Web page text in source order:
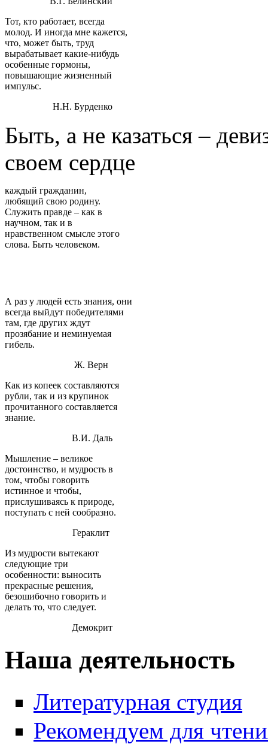
Тот, кто работает, всегда
молод. И иногда мне кажется,
что, может быть, труд
вырабатывает какие-нибудь
особенные гормоны,
повышающие жизненный
импульс.
Н.Н. Бурденко
Быть, а не казаться –
своем сердце
каждый гражданин,
любящий свою родину.
Служить правде – как в
научном, так и в
нравственном смысле этого
слова. Быть человеком.
А раз у людей есть знания, они
всегда выйдут победителями
там, где других ждут
прозябание и неминуемая
гибель.
Ж. Верн
Как из копеек составляются
рубли, так и из крупинок
прочитанного составляется
знание.
В.И. Даль
Мышление – великое
достоинство, и мудрость в
том, чтобы говорить
истинное и чтобы,
прислушиваясь к природе,
поступать с ней сообразно.
Гераклит
Из мудрости вытекают
следующие три
особенности: выносить
прекрасные решения,
безошибочно говорить и
делать то, что следует.
Демокрит
Наша деятельность
Литературная студия
Рекомендуем для